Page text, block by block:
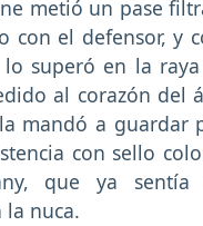
metió un pase
con el defensor, y
lo superó en la
al corazón del
mandó a guardar
con sello
que ya
nuca.